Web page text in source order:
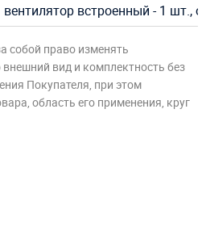
вентилятор встроенный - 1 шт.,
собой право изменять
внешний вид и комплектность без
Покупателя, при этом
область его применения, круг